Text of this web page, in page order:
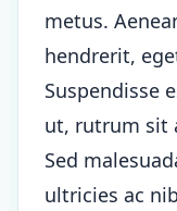
metus.
hendrerit,
Suspendisse
ut, rutrum sit
Sed
ultricies ac